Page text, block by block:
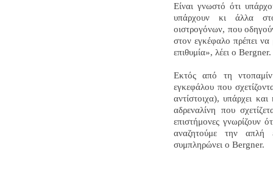
Είναι γνωστό ότι
υπάρχουν κι άλλα
οιστρογόνων, που
στον εγκέφαλο πρέπει να
επιθυμία», λέει ο Bergner.
Εκτός από τη
εγκεφάλου που
αντίστοιχα), υπάρχει
αδρεναλίνη που
επιστήμονες γνωρίζουν
αναζητούμε την απλή
συμπληρώνει ο Bergner.